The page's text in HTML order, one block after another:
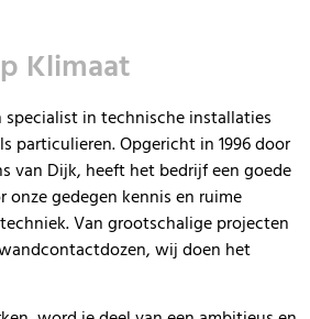
Klimaat
specialist in technische installaties
particulieren. Opgericht in 1996 door
van Dijk, heeft het bedrijf een goede
gedegen kennis en ruime
Van grootschalige projecten
wij doen het